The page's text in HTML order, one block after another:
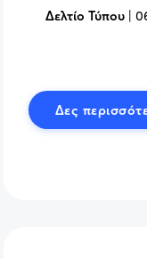
Δελτίο Τύπου |
Δες